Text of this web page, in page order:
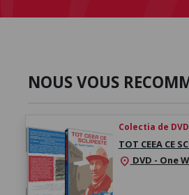
NOUS VOUS
Colectia de
TOT CEEA CE
location_on DVD - One